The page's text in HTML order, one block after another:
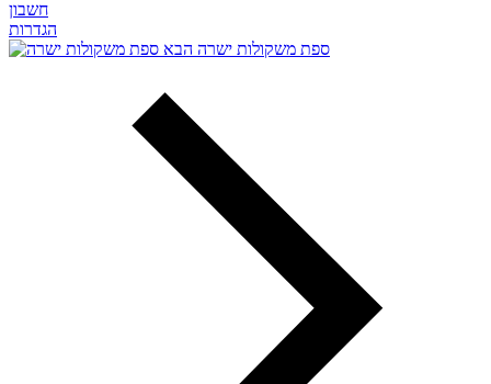
חשבון
הגדרות
ספת משקולות ישרה הבא